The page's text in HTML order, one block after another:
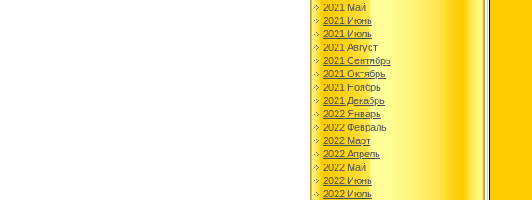
2021 Май
2021 Июнь
2021 Июль
2021 Август
2021 Сентябрь
2021 Октябрь
2021 Ноябрь
2021 Декабрь
2022 Январь
2022 Февраль
2022 Март
2022 Апрель
2022 Май
2022 Июнь
2022 Июль